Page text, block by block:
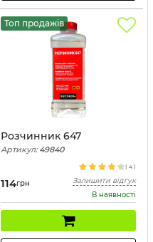
Топ продажів
Розчинник 647
Артикул: 49840
114грн
( 4 )
Залишити відгук
В наявності